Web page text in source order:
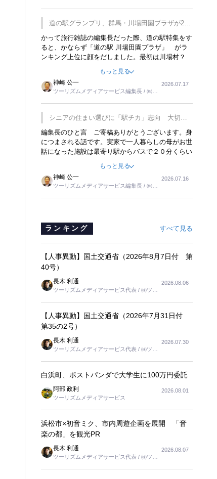
道の駅グランプリ、群馬・川場田園プラザが2連
覇
かって旅行雑誌の編集長だった際、道の駅特集をす
ると、かならず「道の駅 川場田園プラザ」 がラ
ンキング上位に顔をだしました。最初は川場村？
れ永井 彰一社長にインタビューしたら、興味深い
話が次々が飛び出しました。プレゼンも巧みで、今
でも思い出すことが２つあります。一つは、従業員
に東京ディズニーランドを見学させ、サービス業、
接客業の何かを理解してもらっていることです。
もう一つは1800円もするプレミアムヨーグルトを
販売するにあたり、社内に懸念もあったそうです。
永井社長は、駐車場に都内ナンバーの高級外車が停
まっていることに目をつけ、高級商品でも売れると
確信したそうです。今回の記事を懐かしく読みまし
もっと見る
神崎 公一
ツーリズムメディアサービス編集長 / ㈱ツ
2026.07.17
シニアの住まい選びに「駅チカ」志向 大切な
のは出かけたくなる暮らし
編集長のひと言 ご寄稿ありがとうございます。身
につまされる話です。実家で一人暮らしの母がお世
話になった施設は最寄り駅からバスで２０分くらい
りました。母の住まいから近いという理由で、その
施設を選択したのですが、私と妹にとっては、半日
仕事ででした。シニアの住まい選びは、当人だけで
はなく、世話をする家族の足の便も考えない外池な
もっと見る
神崎 公一
ツーリズムメディアサービス編集長 / ㈱ツ
2026.07.16
ランキング すべて見る
【人事異動】国土交通省（2026年8月7日付 第
40号）
長木 利通
ツーリズムメディアサービス代表 / ㈱ツー
2026.08.06
【人事異動】国土交通省（2026年7月31日付
第35の2号）
長木 利通
ツーリズムメディアサービス代表 / ㈱ツー
2026.07.30
白浜町、ポストパンダで大学生に100万円委託
阿部 政利
ツーリズムメディアサービス
2026.08.01
浜松市×初音ミク、市内周遊企画を展開 「音
楽の都」を観光PR
長木 利通
ツーリズムメディアサービス代表 / ㈱ツー
2026.08.07